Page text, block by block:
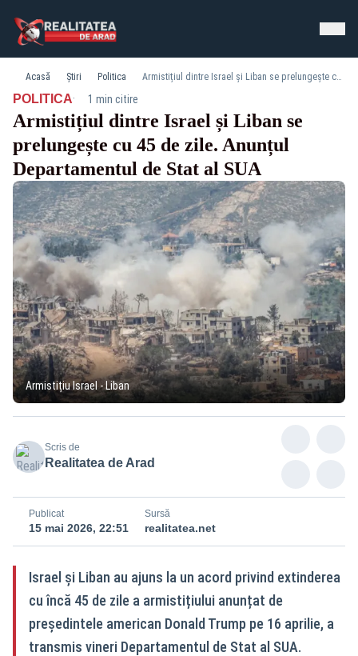
Acasă Știri Politica Armistițiul dintre Israel și Liban se prelungește cu 45 de zile. Anunțul Departamentul de Stat al SUA
POLITICA· 1 min citire
Armistițiul dintre Israel și Liban se
prelungește cu 45 de zile. Anunțul
Departamentul de Stat al SUA
Armistițiu Israel - Liban
Scris de
Realitatea de Arad
Publicat
15 mai 2026, 22:51
Sursă
realitatea.net
Israel și Liban au ajuns la un acord privind extinderea
cu încă 45 de zile a armistițiului anunțat de
președintele american Donald Trump pe 16 aprilie, a
transmis vineri Departamentul de Stat al SUA.